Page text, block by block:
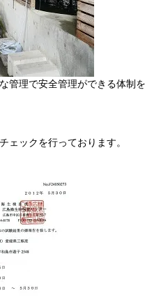
管理で安全管理ができる体制を
ックを行っております。